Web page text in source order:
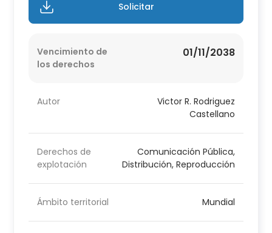
Solicitar
Vencimiento de
los derechos
01/11/2038
Autor
Victor R. Rodriguez
Castellano
Derechos de
explotación
Comunicación Pública,
Distribución, Reproducción
Ámbito territorial Mundial